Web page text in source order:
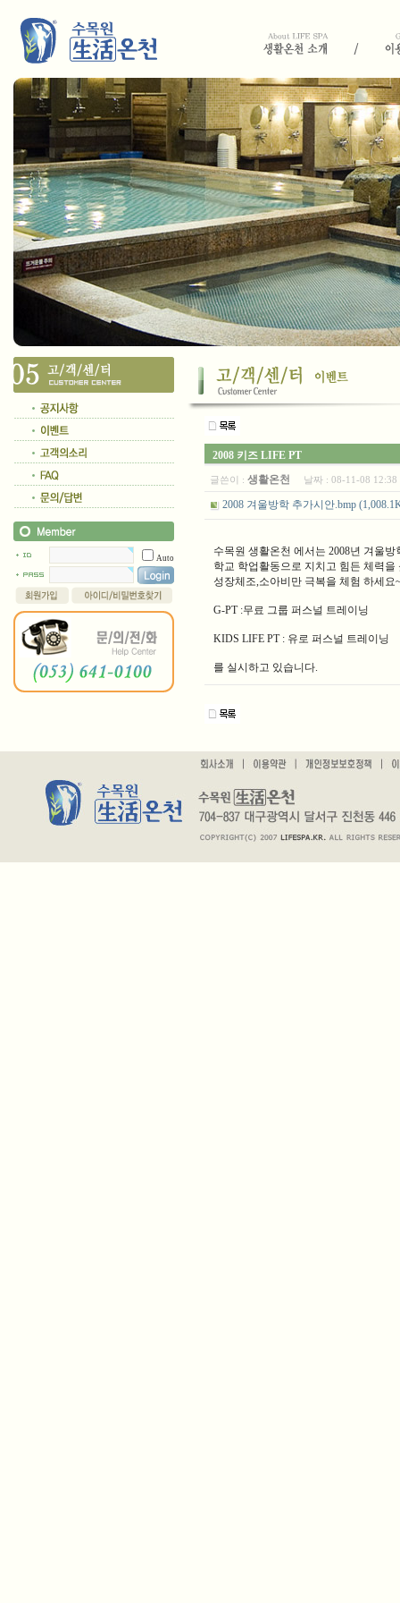
Auto
2008 키즈 LIFE PT
글쓴이 : 생활온천 날짜 : 08-11-08
2008 겨울방학 추가시안.bmp
수목원 생활온천 에서는 2008년 겨울
학교 학업활동으로 지치고 힘든 체력
성장체조,소아비만 극복을 체험 하세요
G-PT :무료 그룹 퍼스널 트레이닝
KIDS LIFE PT : 유로 퍼스널 트레이닝
를 실시하고 있습니다.